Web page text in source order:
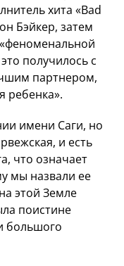
хита «Bad
Бэйкер, затем
получилось с
партнером,
ребенка».
имени Саги, но
и есть
что означает
мы назвали ее
этой Земле
поистине
большого